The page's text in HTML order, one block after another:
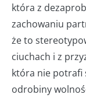
która z
zachowaniu
że to
ciuchach i z
która nie potrafi
odrobiny